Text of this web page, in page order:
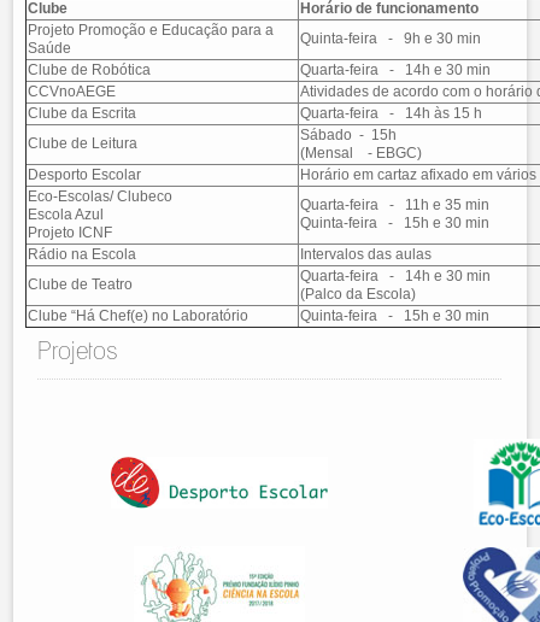
Clube
Horário de funcionamento
Projeto Promoção e Educação para a
Saúde
Quinta-feira - 9h e 30 min
Clube de Robótica
Quarta-feira - 14h e 30 min
CCVnoAEGE
Atividades de acordo com o horário
Clube da Escrita
Quarta-feira - 14h às 15 h
Clube de Leitura
Sábado - 15h
(Mensal - EBGC)
Desporto Escolar
Horário em cartaz afixado em
Eco-Escolas/ Clubeco
Escola Azul
Projeto ICNF
Quarta-feira - 11h e 35 min
Quinta-feira - 15h e 30 min
Rádio na Escola
Intervalos das aulas
Clube de Teatro
Quarta-feira - 14h e 30 min
(Palco da Escola)
Clube “Há Chef(e) no Laboratório
Quinta-feira - 15h e 30 min
Projetos